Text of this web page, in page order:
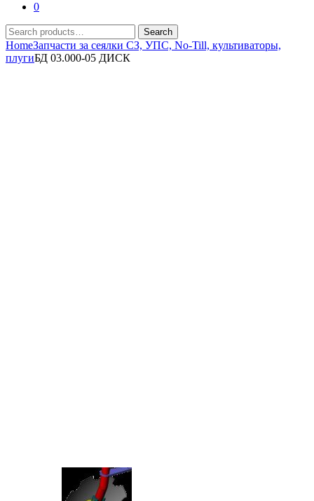
0
Search
for:
Search
HomeЗапчасти за сеялки СЗ, УПС, No-Till, культиваторы,
плугиБД 03.000-05 ДИСК